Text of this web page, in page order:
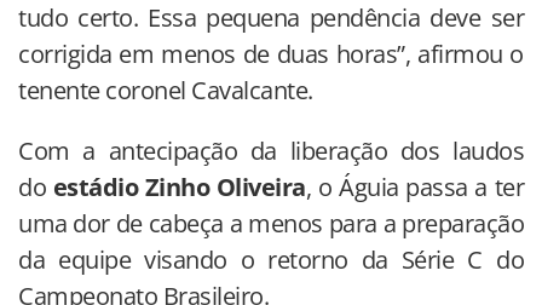
tudo certo. Essa pequena pendência deve ser
corrigida em menos de duas horas”, afirmou o
tenente coronel Cavalcante.
Com a antecipação da liberação dos laudos
do estádio Zinho Oliveira, o Águia passa a ter
uma dor de cabeça a menos para a preparação
da equipe visando o retorno da Série C do
Campeonato Brasileiro.